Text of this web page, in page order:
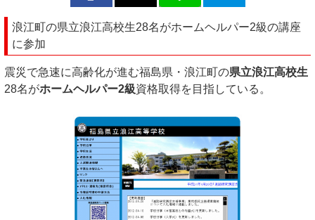
浪江町の県立浪江高校生28名がホームヘルパー2級の講座
に参加
震災で急速に高齢化が進む福島県・浪江町の県立浪江高校生
28名がホームヘルパー2級資格取得を目指している。